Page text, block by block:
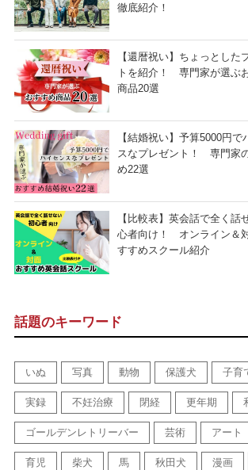
徹底紹介！
【還暦祝い】ちょっとした
トを紹介！ 専門家が選ぶ
商品20選
【結婚祝い】予算5000円で
スなプレゼント！ 専門家
め22選
【比較表】英会話で全く話
心者向け！ オンライン＆
すすめスクール紹介
話題のキーワード
いぬ 写真 動物 保護犬 子育
実録 不妊治療 閉経 更年期
ゴールデンレトリーバー 芸術 アート
育児 柴犬 馬 秋田犬 漫画